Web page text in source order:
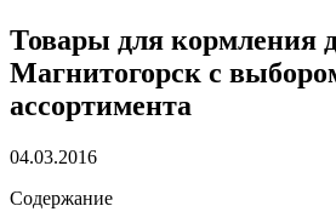
Товары для кормления
Магнитогорск с
ассортимента
04.03.2016
Содержание